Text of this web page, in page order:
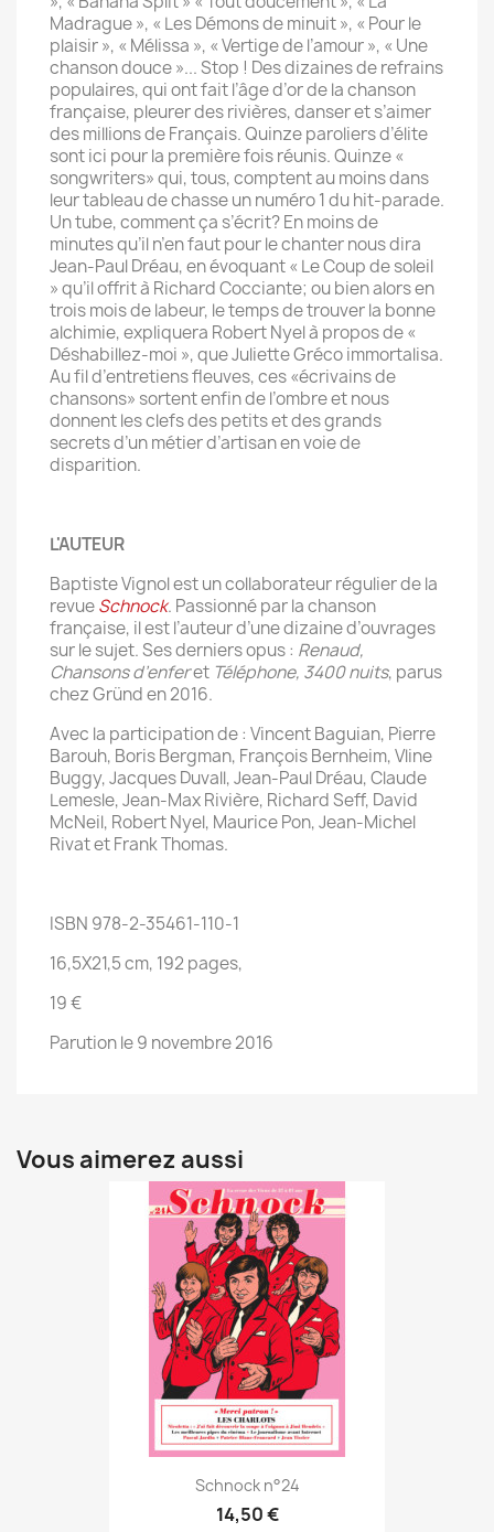
Madrague », « Les Démons de minuit », « Pour le
plaisir », « Mélissa », « Vertige de l’amour », « Une
chanson douce »... Stop ! Des dizaines de refrains
populaires, qui ont fait l’âge d’or de la chanson
française, pleurer des rivières, danser et s’aimer
des millions de Français. Quinze paroliers d’élite
sont ici pour la première fois réunis. Quinze «
songwriters» qui, tous, comptent au moins dans
leur tableau de chasse un numéro 1 du hit-parade.
Un tube, comment ça s’écrit? En moins de
minutes qu’il n’en faut pour le chanter nous dira
Jean-Paul Dréau, en évoquant « Le Coup de soleil
» qu’il offrit à Richard Cocciante; ou bien alors en
trois mois de labeur, le temps de trouver la bonne
alchimie, expliquera Robert Nyel à propos de «
Déshabillez-moi », que Juliette Gréco immortalisa.
Au fil d’entretiens fleuves, ces «écrivains de
chansons» sortent enfin de l’ombre et nous
donnent les clefs des petits et des grands
secrets d’un métier d’artisan en voie de
disparition.
L'AUTEUR
Baptiste Vignol est un collaborateur régulier de la
revueSchnock. Passionné par la chanson
française, il est l’auteur d’une dizaine d’ouvrages
sur le sujet. Ses derniers opus : Renaud,
Chansons d’enferet Téléphone, 3400 nuits, parus
chez Gründ en 2016.
Avec la participation de : Vincent Baguian, Pierre
Barouh, Boris Bergman, François Bernheim, Vline
Buggy, Jacques Duvall, Jean-Paul Dréau, Claude
Lemesle, Jean-Max Rivière, Richard Seff, David
McNeil, Robert Nyel, Maurice Pon, Jean-Michel
Rivat et Frank Thomas.
ISBN 978-2-35461-110-1
16,5X21,5 cm, 192 pages,
19 €
Parution le 9 novembre 2016
Vous aimerez aussi
Schnock n°24
14,50 €